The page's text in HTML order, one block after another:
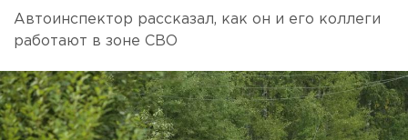
Автоинспектор рассказал, как он и его коллеги
работают в зоне СВО